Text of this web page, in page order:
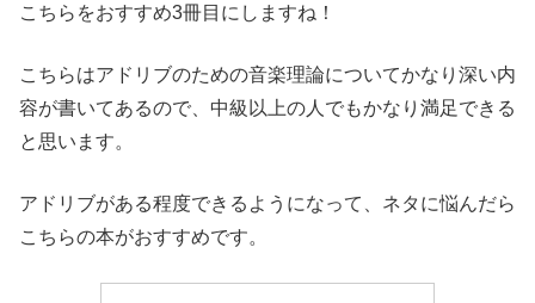
こちらをおすすめ3冊目にしますね！
こちらはアドリブのための音楽理論についてかなり深い内
容が書いてあるので、中級以上の人でもかなり満足できる
と思います。
アドリブがある程度できるようになって、ネタに悩んだら
こちらの本がおすすめです。